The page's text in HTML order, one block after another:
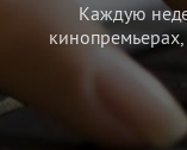
Каждую
кинопремьерах,